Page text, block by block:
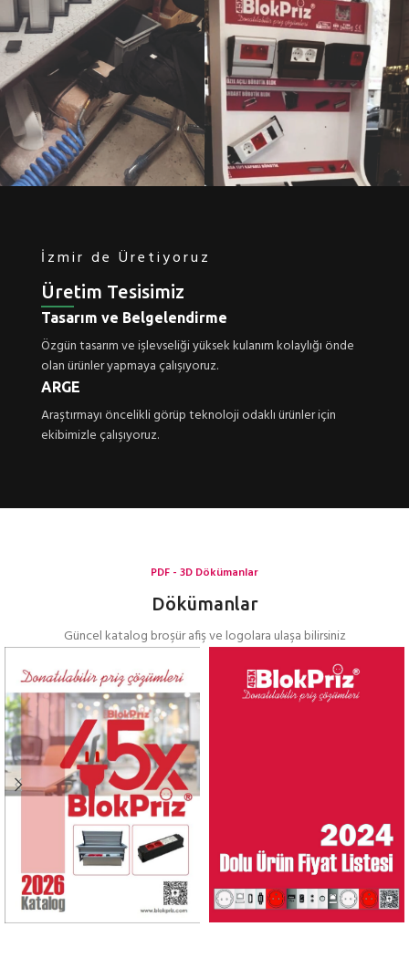
İzmir de Üretiyoruz
Üretim Tesisimiz
Tasarım ve Belgelendirme
Özgün tasarım ve işlevseliği yüksek kulanım kolaylığı önde
olan ürünler yapmaya çalışıyoruz.
ARGE
Araştırmayı öncelikli görüp teknoloji odaklı ürünler için
ekibimizle çalışıyoruz.
PDF - 3D Dökümanlar
Dökümanlar
Güncel katalog broşür afiş ve logolara ulaşa bilirsiniz